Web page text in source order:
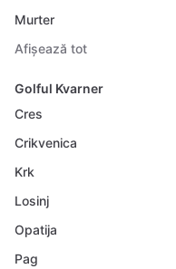
Murter
Afișează tot
Golful Kvarner
Cres
Crikvenica
Krk
Losinj
Opatija
Pag